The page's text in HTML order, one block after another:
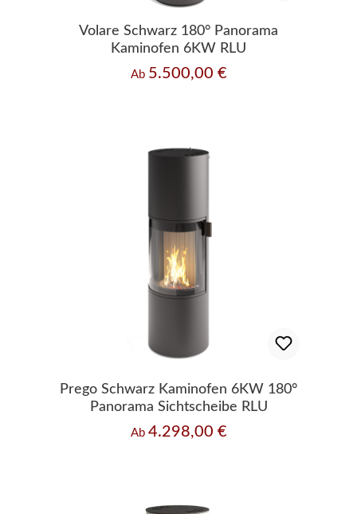
Volare Schwarz 180° Panorama
Kaminofen 6KW RLU
Regulärer Preis:
Ab 5.500,00 €
Prego Schwarz Kaminofen 6KW 180°
Panorama Sichtscheibe RLU
Regulärer Preis:
Ab 4.298,00 €